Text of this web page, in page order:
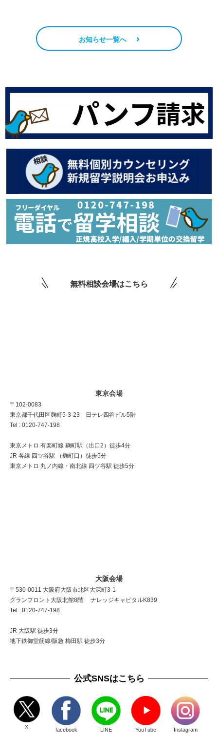
お知らせ一覧へ
無料相談会場はこちら
東京会場
〒102-0083
東京都千代田区麹町5-3-23 日テレ四谷ビル5階
Tel : 0120-747-198
東京メトロ 有楽町線 麹町駅（出口2）徒歩4分
JR 各線 四ツ谷駅 （麹町口）徒歩5分
東京メトロ 丸ノ内線・南北線 四ツ谷駅 徒歩5分
大阪会場
〒530-0011 大阪府大阪市北区大深町3-1
グランフロント大阪北館8階 ナレッジキャピタルK839
Tel : 0120-747-198
JR 大阪駅 徒歩3分
地下鉄御堂筋線/阪急 梅田駅 徒歩3分
公式SNSはこちら
X facebook LINE YouTube Instagram